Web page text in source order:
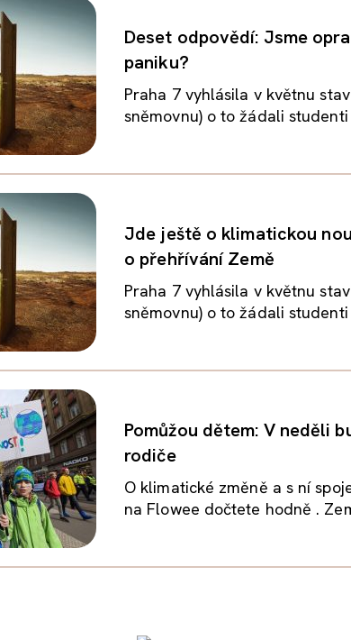
Deset odpovědí: Jsme
paniku?
Praha 7 vyhlásila v květnu
sněmovnu) o to žádali
Jde ještě o klimatickou
o přehřívání Země
Praha 7 vyhlásila v květnu
sněmovnu) o to žádali
Pomůžou dětem: V neděli
rodiče
O klimatické změně a s ní
na Flowee dočtete hodně .